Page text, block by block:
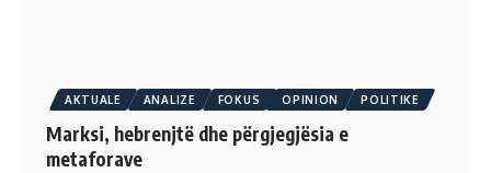
AKTUALE ANALIZE FOKUS OPINION POLITIKE
Marksi, hebrenjtë dhe përgjegjësia e
metaforave